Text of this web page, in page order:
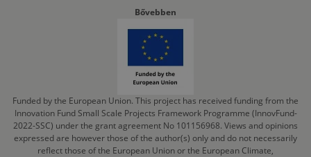
Bővebben
Funded by the European Union. This project has received funding from the
Innovation Fund Small Scale Projects Framework Programme (InnovFund-
2022-SSC) under the grant agreement No 101156968. Views and opinions
expressed are however those of the author(s) only and do not necessarily
reflect those of the European Union or the European Climate,